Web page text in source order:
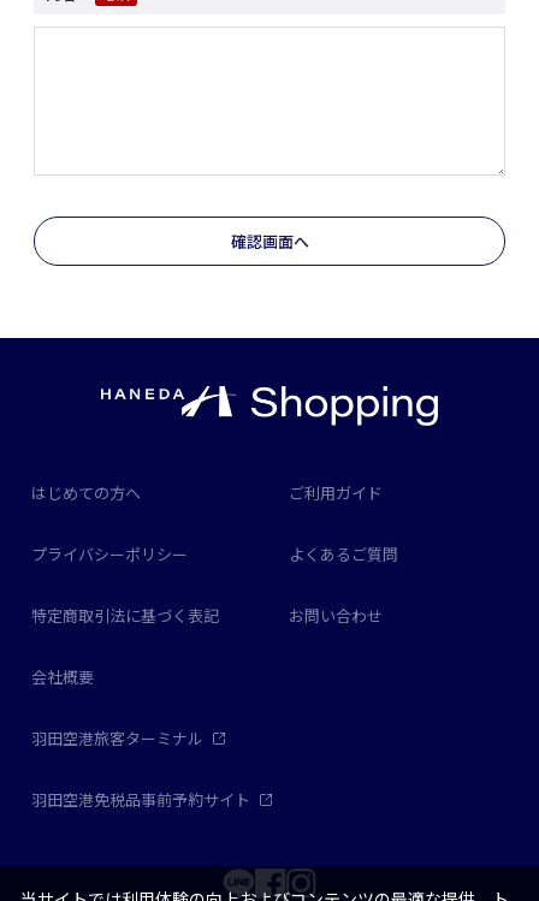
はじめての方へ ご利用ガイド
プライバシーポリシー よくあるご質問
特定商取引法に基づく表記 お問い合わせ
会社概要
羽田空港旅客ターミナル
羽田空港免税品事前予約サイト